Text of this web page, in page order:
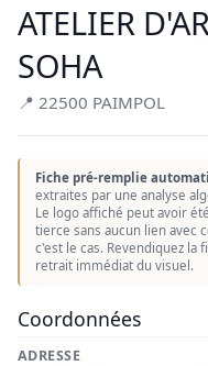
ATELIER
SOHA
📍 22500 PAIMPOL
Fiche pré-remplie
extraites par une analyse
Le logo affiché peut avoir
tierce sans aucun lien avec
c'est le cas. Revendiquez la
retrait immédiat du visuel.
Coordonnées
ADRESSE